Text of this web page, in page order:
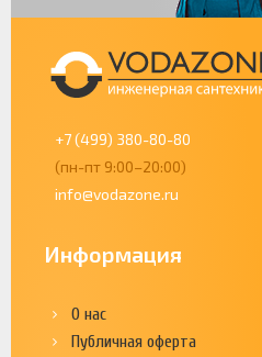
+7 (499) 380-80-80
(пн-пт 9:00–20:00)
info@vodazone.ru
Информация
О нас
Публичная оферта